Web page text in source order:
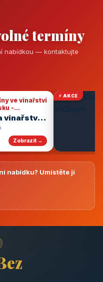
termíny
nabídkou — kontaktujte
ve vinařství
-
vinařství
Zobrazit →
⚡ AKCE
nabídku? Umístěte ji